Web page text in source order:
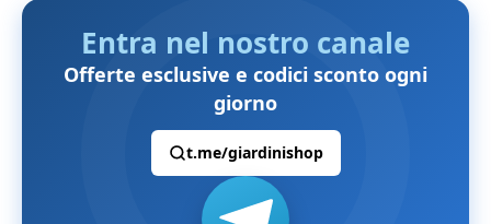
Entra nel nostro canale
Offerte esclusive e codici sconto ogni
giorno
t.me/giardinishop